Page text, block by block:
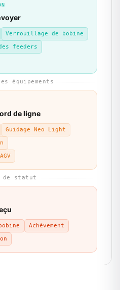
Verrouillage de bobine
feeders
équipements
de ligne
Guidage Neo Light
de statut
Achèvement